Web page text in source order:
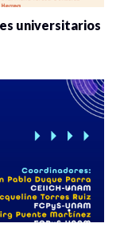
universitarios